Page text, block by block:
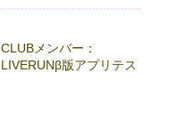
CLUBメンバー：
LIVERUNβ版アプリテスト